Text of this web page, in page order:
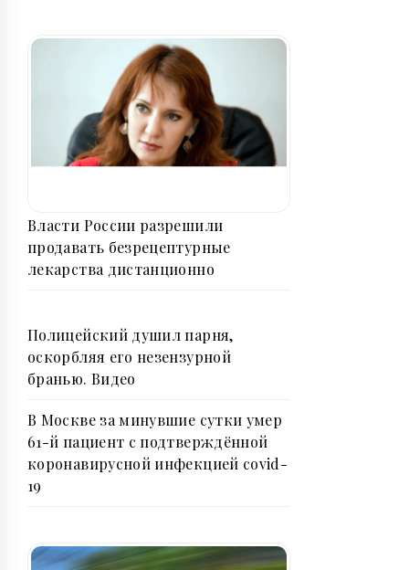
Власти России разрешили
продавать безрецептурные
лекарства дистанционно
Полицейский душил парня,
оскорбляя его незензурной
бранью. Видео
В Москве за минувшие сутки умер
61-й пациент с подтверждённой
коронавирусной инфекцией covid-
19